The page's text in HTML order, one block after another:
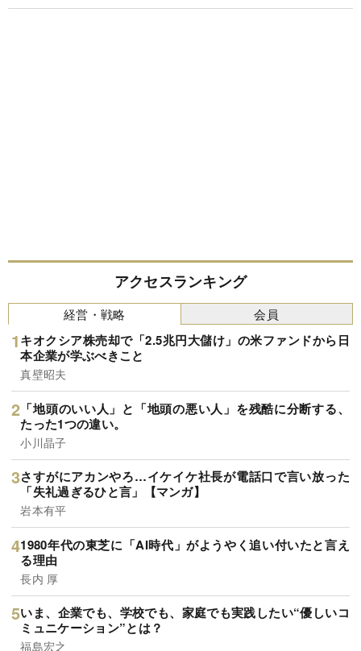
アクセスランキング
経営・戦略
キオクシア株売却で「2.5兆円大儲け」の米ファンドから日
本企業が学ぶべきこと
真壁昭夫
「地頭のいい人」と「地頭の悪い人」を残酷に分断する、
たった1つの違い。
小川晶子
さすがにアカンやろ…イケイケ社長が電話口で言い放った
「失礼過ぎるひと言」【マンガ】
岩本有平
1980年代の東芝に「AI時代」がようやく追い付いたと言え
る理由
長内 厚
いま、企業でも、学校でも、家庭でも実践したい“優しいコ
ミュニケーション”とは？
福島宏之
会員